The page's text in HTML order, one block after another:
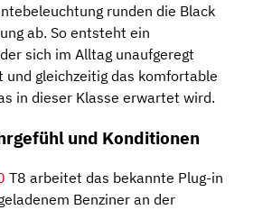
runden die Black
ab. So entsteht ein
sich im Alltag unaufgeregt
und gleichzeitig das komfortable
in dieser Klasse erwartet wird.
und Konditionen
T8 arbeitet das bekannte Plug-in
Benziner an der